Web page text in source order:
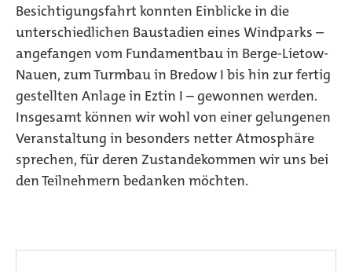
Besichtigungsfahrt konnten Einblicke in die
unterschiedlichen Baustadien eines Windparks –
angefangen vom Fundamentbau in Berge-Lietow-
Nauen, zum Turmbau in Bredow I bis hin zur fertig
gestellten Anlage in Eztin I – gewonnen werden.
Insgesamt können wir wohl von einer gelungenen
Veranstaltung in besonders netter Atmosphäre
sprechen, für deren Zustandekommen wir uns bei
den Teilnehmern bedanken möchten.